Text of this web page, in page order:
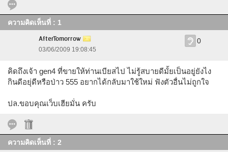
ความคิดเห็นที่ : 1
AfterTomorrow
03/06/2009 19:08:45
0
คิดถึงเจ้า gen4 ที่ขายให้ท่านเบียสไป ไม่รู้สบายดีมั้ยเป็นอยู่ยังไง
กินดีอยุ่ดีหรือป่าว 555 อยากได้กลับมาใช้ใหม่ ฟังตัวอื่นไม่ถูกใจ
ปล.ขอบคุณเว็บเฮียมั่น ครับ
ความคิดเห็นที่ : 2